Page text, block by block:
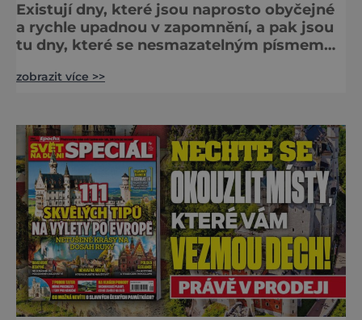
Existují dny, které jsou naprosto obyčejné
a rychle upadnou v zapomnění, a pak jsou
tu dny, které se nesmazatelným písmem
dojde k významnému objevu nebo děsivé
krážem. Je 10. dubna roku 49 př. n. l. a na
břehu říčky Rubikon pronáší Gaius Julius
Caesar svou slavnou vě
zobrazit více >>